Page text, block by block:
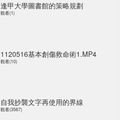
逢甲大學圖書館的策略規劃
觀看(1)
1120516基本創傷救命術1.MP4
觀看(10)
自我抄襲文字再使用的界線
觀看(3567)